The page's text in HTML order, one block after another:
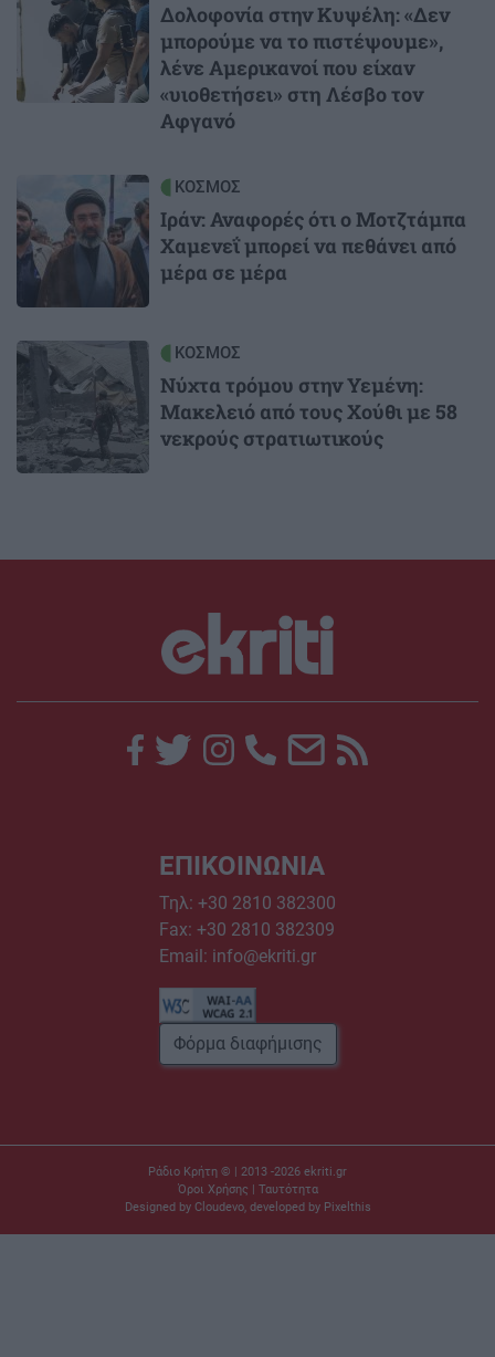
Δολοφονία στην Κυψέλη: «Δεν
μπορούμε να το πιστέψουμε»,
λένε Αμερικανοί που είχαν
«υιοθετήσει» στη Λέσβο τον
Αφγανό
ΚΟΣΜΟΣ
Ιράν: Αναφορές ότι ο Μοτζτάμπα
Χαμενεΐ μπορεί να πεθάνει από
μέρα σε μέρα
Image ΚΟΣΜΟΣ
Νύχτα τρόμου στην Υεμένη:
Μακελειό από τους Χούθι με 58
νεκρούς στρατιωτικούς
ΕΠΙΚΟΙΝΩΝΙΑ
Τηλ: +30 2810 382300
Fax: +30 2810 382309
Email: info@ekriti.gr
Φόρμα διαφήμισης
Ράδιο Κρήτη © | 2013 -2026 ekriti.gr
Όροι Χρήσης
Ταυτότητα
Designed by Cloudevo, developed by Pixelthis